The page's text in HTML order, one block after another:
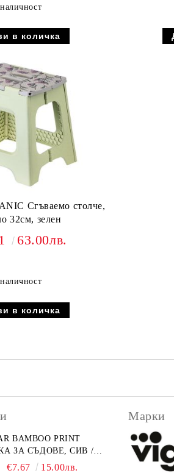
Сгъваемо столче,
32см, зелен
63.00лв.
BAMBOO PRINT
ЗА СЪДОВЕ, СИВ /
ПРИНТ
€7.67 15.00лв.
Марки